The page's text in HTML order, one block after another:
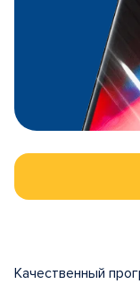
Качественный